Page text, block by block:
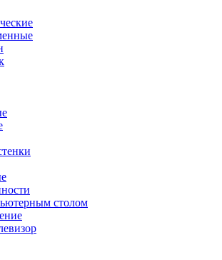
столом